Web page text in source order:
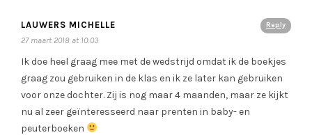
Reply
LAUWERS MICHELLE
27 maart 2018 at 10:03
Ik doe heel graag mee met de wedstrijd omdat ik de boekjes
graag zou gebruiken in de klas en ik ze later kan gebruiken
voor onze dochter. Zij is nog maar 4 maanden, maar ze kijkt
nu al zeer geïnteresseerd naar prenten in baby- en
peuterboeken